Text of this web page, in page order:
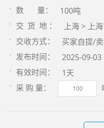
数 量： 100吨
交 货 地 ： 上海 > 上
交收方式： 买家自提/
发布时间： 2025-09-03
有效时间： 1天
采 购 量：